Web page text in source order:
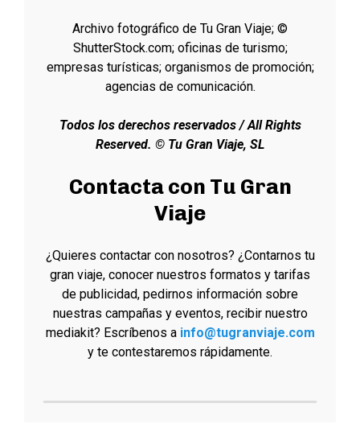
Archivo fotográfico de Tu Gran Viaje; ©
ShutterStock.com; oficinas de turismo;
empresas turísticas; organismos de promoción;
agencias de comunicación.
Todos los derechos reservados / All Rights
Reserved. © Tu Gran Viaje, SL
Contacta con Tu Gran
Viaje
¿Quieres contactar con nosotros? ¿Contarnos tu
gran viaje, conocer nuestros formatos y tarifas
de publicidad, pedirnos información sobre
nuestras campañas y eventos, recibir nuestro
mediakit? Escríbenos a info@tugranviaje.com
y te contestaremos rápidamente.